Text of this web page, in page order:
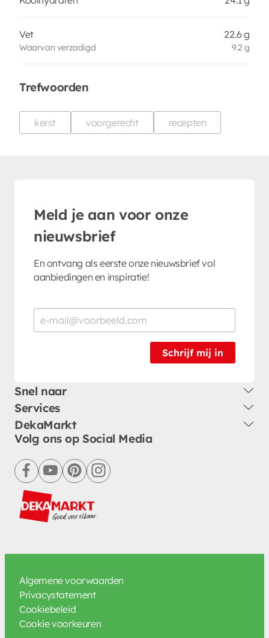
Vet 22.6 g
Waarvan verzadigd 9.2 g
Trefwoorden
kerst voorgerecht recepten
Meld je aan voor onze
nieuwsbrief
En ontvang als eerste onze nieuwsbrief vol
aanbiedingen en inspiratie!
Schrijf mij in
Snel naar
Services
DekaMarkt
Volg ons op Social Media
facebookyoutubepinterestinstagram
Algemene voorwaarden
Privacystatement
Cookiebeleid
Cookie voorkeuren